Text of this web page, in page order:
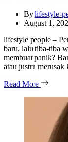
By lifestyle-
August 1,
lifestyle people –
baru, lalu tiba-tiba
membuat panik?
atau justru
Read More